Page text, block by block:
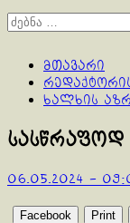
ძებნა:
მთავარი
ხალხის
06.05.2024 -
Facebook Print